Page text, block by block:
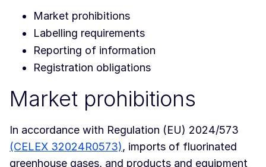
Market prohibitions
Labelling requirements
Reporting of information
Registration obligations
Market prohibitions
In accordance with Regulation (EU) 2024/573
(CELEX 32024R0573), imports of fluorinated
greenhouse gases, and products and equipment